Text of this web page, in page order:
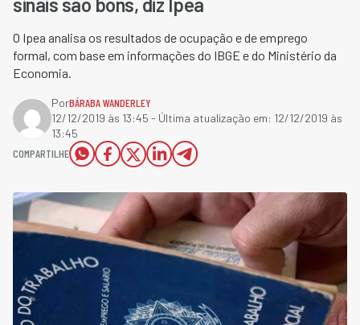
O Ipea analisa os resultados de ocupação e de emprego
formal, com base em informações do IBGE e do Ministério da
Economia.
PorBÁRABA WANDERLEY
12/12/2019 às 13:45 - Última atualização em: 12/12/2019 às
13:45
COMPARTILHE